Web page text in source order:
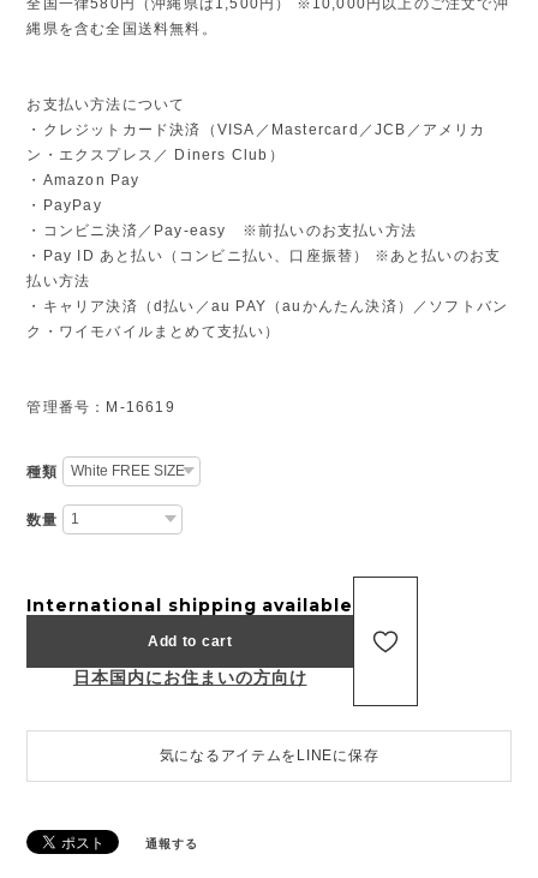
縄県を含む全国送料無料。
お支払い方法について
・クレジットカード決済（VISA／Mastercard／JCB／アメリカ
ン・エクスプレス／ Diners Club）
・Amazon Pay
・PayPay
・コンビニ決済／Pay-easy ※前払いのお支払い方法
・Pay ID あと払い（コンビニ払い、口座振替） ※あと払いのお支
払い方法
・キャリア決済（d払い／au PAY（auかんたん決済）／ソフトバン
ク・ワイモバイルまとめて支払い）
管理番号：M-16619
種類
数量
International shipping available
Add to cart
日本国内にお住まいの方向け
気になるアイテムをLINEに保存
通報する